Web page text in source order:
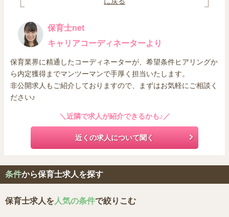
保育士net
キャリアコーディネーターより
保育業界に精通したコーディネーターが、希望条件ヒアリングか
ら内定獲得までマンツーマンで手厚く担当いたします。
非公開求人もご紹介しておりますので、まずはお気軽にご相談く
ださい♪
＼近隣で求人が紹介できるかも♪／
近くの求人について聞く
条件から保育士求人を探す
保育士求人を 人気の条件で絞りこむ